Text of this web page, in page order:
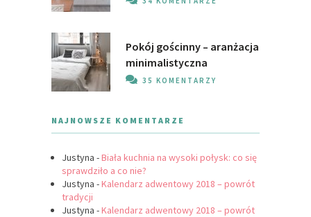
Pokój gościnny – aranżacja
minimalistyczna
35 KOMENTARZY
NAJNOWSZE KOMENTARZE
Justyna -Biała kuchnia na wysoki połysk: co się
sprawdziło a co nie?
Justyna -Kalendarz adwentowy 2018 – powrót
tradycji
Justyna -Kalendarz adwentowy 2018 – powrót